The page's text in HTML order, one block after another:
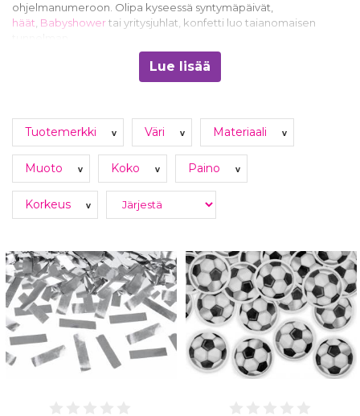
ohjelmanumeroon. Olipa kyseessä syntymäpäivät,
häät, Babyshowertai yritysjuhlat, konfetti luo taianomaisen
Verkkokaupastamme löydät laajan valikoiman konfetteja eri
väreissä ja muodoissa, kuten sydämiä, tähtiä ja ruusunterälehtiä.
KONFETTITYKIT– WOW-EFEKTI
JUHLIIN
Haluatko lisätä juhliisi ikimuistoisen hetken? Konfettitykit ovat
upea tapa aloittaa juhla tai juhlistaa tärkeää hetkeä.
Valikoimastamme löydät konfettitykkejä, jotka ampuvat
Pienet kuohuviinipullon muotoiset konfettitykit sopivat
erinomaisesti jaettavaksi vieraille, kun taas suuret tykit takaavat
huikean visuaalisen elämyksen. Tilaa konfettitykit juhliisi ja luo
hetkiä, jotka jäävät mieleen.
MIKSI VALITA JUHLAKAUPPA.COM?
Laaja valikoima konfetteja ja konfettitykkejä kaikkiin
Lue lisää
Tuotemerkki v Väri v Materiaali v
Muoto v Koko v Paino v
Korkeus v